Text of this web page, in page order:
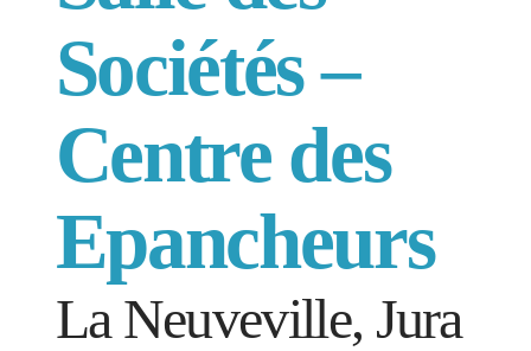
Sociétés –
Centre des
Epancheurs
La Neuveville, Jura